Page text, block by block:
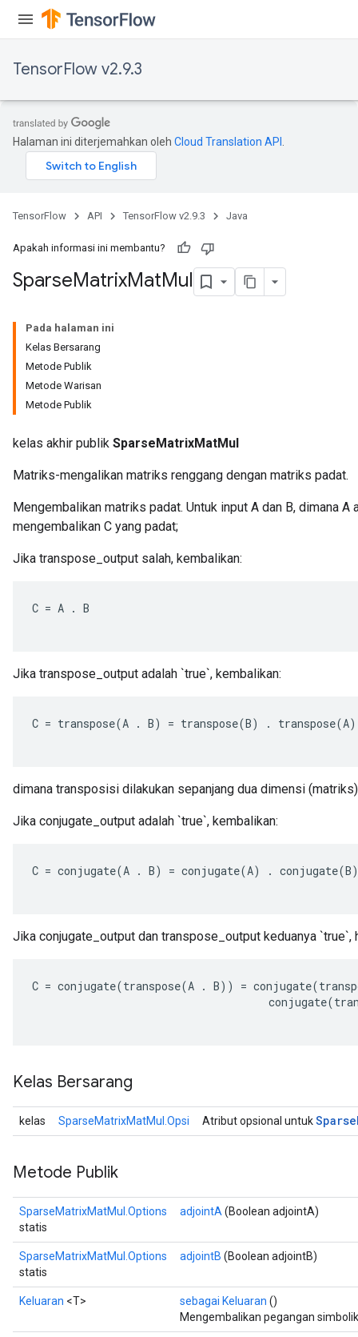
TensorFlow v2.9.3
Halaman ini diterjemahkan oleh Cloud Translation API
TensorFlow API TensorFlow v2.9.3 Java
Apakah informasi ini membantu?
SparseMatrixMatMul
Pada halaman ini
Kelas Bersarang
Metode Publik
Metode Warisan
Metode Publik
kelas akhir publik SparseMatrixMatMul
Matriks-mengalikan matriks renggang dengan matriks padat.
Mengembalikan matriks padat. Untuk input A dan B, dimana A
mengembalikan C yang padat;
Jika transpose_output salah, kembalikan:
C = A . B
Jika transpose_output adalah `true`, kembalikan:
C = transpose(A . B) = transpose(B) . transpose(A)
dimana transposisi dilakukan sepanjang dua dimensi
Jika conjugate_output adalah `true`, kembalikan:
C = conjugate(A . B) = conjugate(A) . conjugate(B)
Jika conjugate_output dan transpose_output keduanya `true`,
C = conjugate(transpose(A . B)) = conjugate(
conjugate(
Kelas Bersarang
kelas SparseMatrixMatMul.Opsi Atribut opsional untukSparse
Metode Publik
SparseMatrixMatMul.Options
statis
adjointA (Boolean adjointA)
SparseMatrixMatMul.Options
statis
adjointB (Boolean adjointB)
Keluaran <T> sebagai Keluaran ()
Mengembalikan pegangan